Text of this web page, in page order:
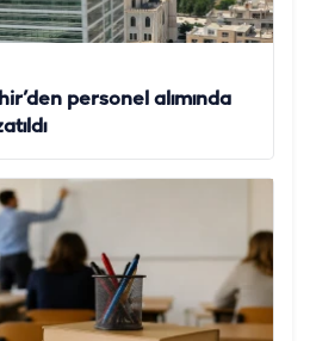
personel alımında